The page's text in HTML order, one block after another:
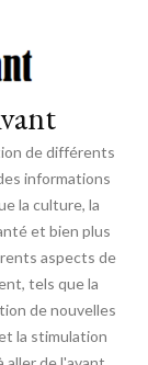
de différents
informations
la culture, la
et bien plus
aspects de
tels que la
de nouvelles
la stimulation